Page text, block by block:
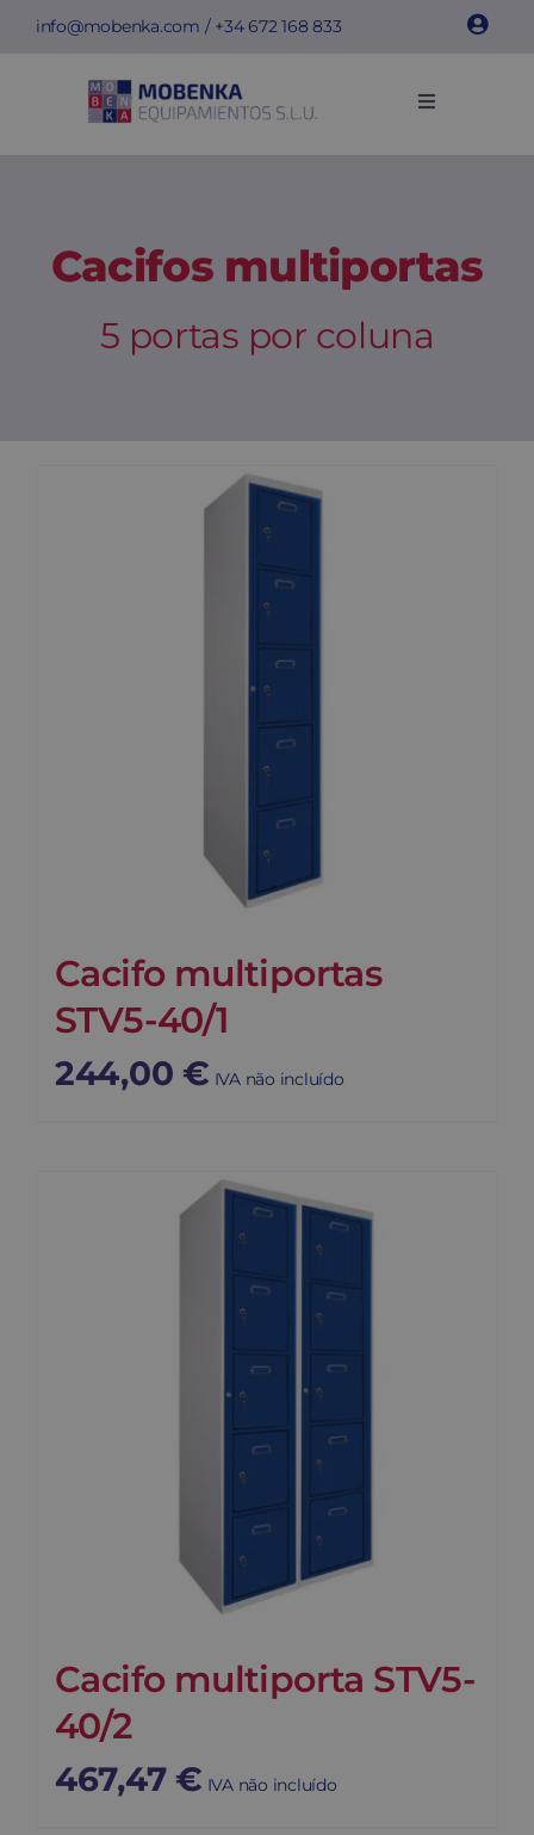
Skipinfo@mobenka.com / +34672 168 833
Toggle
Instalações
Cacifos multiportas
5 portas por coluna
Cacifo multiportas
STV5-40/1
244,00 € IVA não incluído
Cacifo multiporta STV5-
40/2
467,47 € IVA não incluído